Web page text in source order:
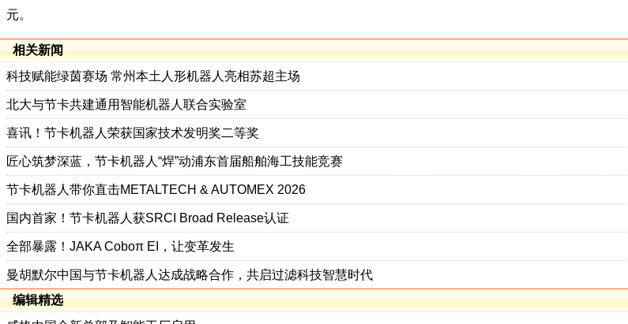
元。
相关新闻
科技赋能绿茵赛场 常州本土人形机器人亮相苏超主场
北大与节卡共建通用智能机器人联合实验室
喜讯！节卡机器人荣获国家技术发明奖二等奖
匠心筑梦深蓝，节卡机器人“焊”动浦东首届船舶海工技能竞赛
节卡机器人带你直击METALTECH & AUTOMEX 2026
国内首家！节卡机器人获SRCI Broad Release认证
全部暴露！JAKA Coboπ EI，让变革发生
曼胡默尔中国与节卡机器人达成战略合作，共启过滤科技智慧时代
编辑精选